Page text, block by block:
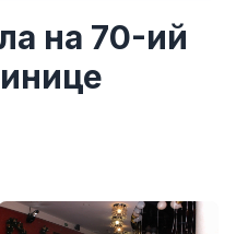
на 70-ий